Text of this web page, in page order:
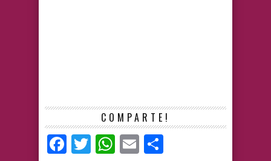
COMPARTE!
Facebook
TwitterWhatsApp
Email